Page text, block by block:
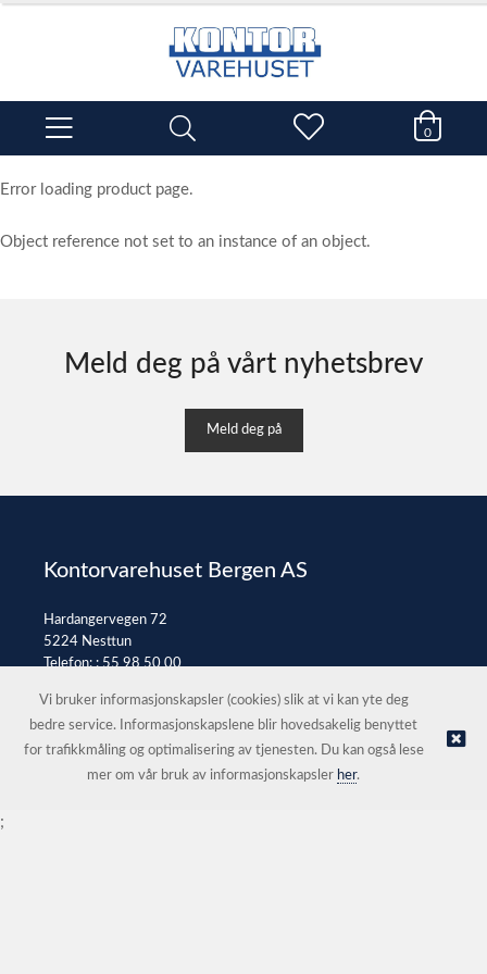
0
Error loading product page.
Object reference not set to an instance of an object.
Meld deg på vårt nyhetsbrev
Meld deg på
Kontorvarehuset Bergen AS
Hardangervegen 72
5224 Nesttun
Telefon: :55 98 50 00
© Kontorvarehuset Bergen AS |Nettbutikk levert av Kréatif
Vi bruker informasjonskapsler (cookies) slik at vi kan yte deg
bedre service. Informasjonskapslene blir hovedsakelig benyttet
for trafikkmåling og optimalisering av tjenesten. Du kan også lese
mer om vår bruk av informasjonskapsler her.
;